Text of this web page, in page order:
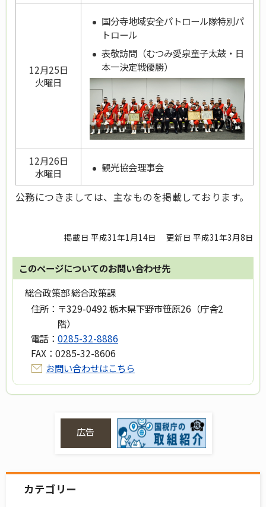
12月25日
火曜日
国分寺地域安全パトロール隊特別パ
トロール
表敬訪問（むつみ愛泉童子太鼓・日
本一決定戦優勝）
12月26日
水曜日
観光協会理事会
公務につきましては、主なものを掲載しております。
掲載日 平成31年1月14日 更新日 平成31年3月8日
このページについてのお問い合わせ先
総合政策部 総合政策課
住所： 〒329-0492 栃木県下野市笹原26（庁舎2
階）
電話： 0285-32-8886
FAX： 0285-32-8606
お問い合わせはこちら
広告
カテゴリー